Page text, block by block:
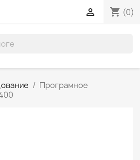
shopping_cart (0)

Програмное